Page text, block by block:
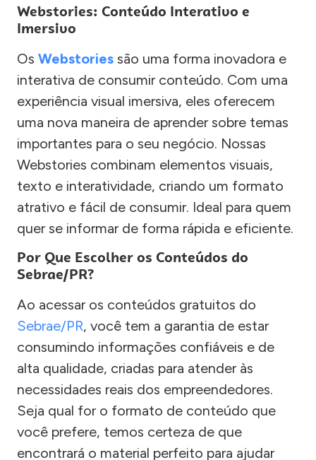
Webstories: Conteúdo Interativo e
Imersivo
Os Webstories são uma forma inovadora e
interativa de consumir conteúdo. Com uma
experiência visual imersiva, eles oferecem
uma nova maneira de aprender sobre temas
importantes para o seu negócio. Nossas
Webstories combinam elementos visuais,
texto e interatividade, criando um formato
atrativo e fácil de consumir. Ideal para quem
quer se informar de forma rápida e eficiente.
Por Que Escolher os Conteúdos do
Sebrae/PR?
Ao acessar os conteúdos gratuitos do
Sebrae/PR, você tem a garantia de estar
consumindo informações confiáveis e de
alta qualidade, criadas para atender às
necessidades reais dos empreendedores.
Seja qual for o formato de conteúdo que
você prefere, temos certeza de que
encontrará o material perfeito para ajudar